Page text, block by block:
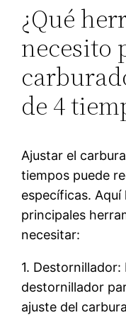
¿Qué
necesito
de 4
Ajustar el
tiempos puede
específicas. Aquí
principales
necesitar:
1.
destornillador
ajuste del